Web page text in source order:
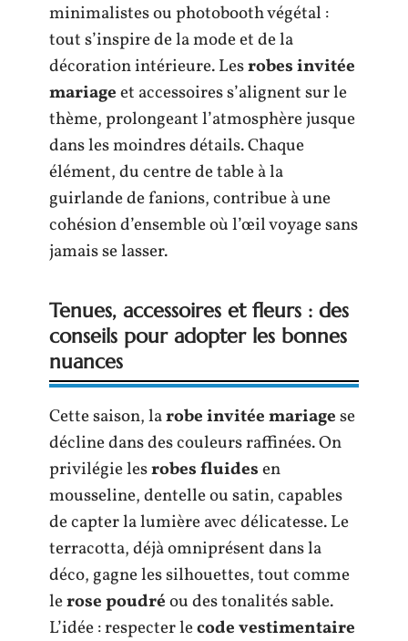
minimalistes ou photobooth végétal :
tout s’inspire de la mode et de la
décoration intérieure. Lesrobes invitée
mariageet accessoires s’alignent sur le
thème, prolongeant l’atmosphère jusque
dans les moindres détails. Chaque
élément, du centre de table à la
guirlande de fanions, contribue à une
cohésion d’ensemble où l’œil voyage sans
jamais se lasser.
Tenues, accessoires et fleurs : des
conseils pour adopter les bonnes
nuances
Cette saison, larobe invitée mariagese
décline dans des couleurs raffinées. On
privilégie lesrobes fluidesen
mousseline, dentelle ou satin, capables
de capter la lumière avec délicatesse. Le
terracotta, déjà omniprésent dans la
déco, gagne les silhouettes, tout comme
lerose poudréou des tonalités sable.
L’idée : respecter lecode vestimentaire